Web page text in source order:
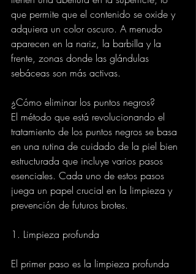
que permite que el contenido se oxide y
adquiera un color oscuro. A menudo
aparecen en la nariz, la barbilla y la
frente, zonas donde las glándulas
sebáceas son más activas.
¿Cómo eliminar los puntos negros?
El método que está revolucionando el
tratamiento de los puntos negros se basa
en una rutina de cuidado de la piel bien
estructurada que incluye varios pasos
esenciales. Cada uno de estos pasos
juega un papel crucial en la limpieza y
prevención de futuros brotes.
1. Limpieza profunda
El primer paso es la limpieza profunda